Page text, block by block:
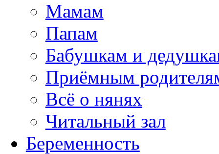
Мамам
Папам
Бабушкам и
Приёмным
Всё о нянях
Читальный зал
Беременность